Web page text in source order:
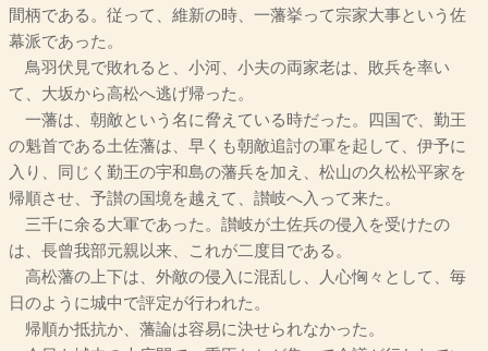
間柄である。従って、維新の時、一藩挙って宗家大事という佐
幕派であった。
鳥羽伏見で敗れると、小河、小夫の両家老は、敗兵を率い
て、大坂から高松へ逃げ帰った。
一藩は、朝敵という名に脅えている時だった。四国で、勤王
の魁首である土佐藩は、早くも朝敵追討の軍を起して、伊予に
入り、同じく勤王の宇和島の藩兵を加え、松山の久松松平家を
帰順させ、予讃の国境を越えて、讃岐へ入って来た。
三千に余る大軍であった。讃岐が土佐兵の侵入を受けたの
は、長曾我部元親以来、これが二度目である。
高松藩の上下は、外敵の侵入に混乱し、人心恟々として、毎
日のように城中で評定が行われた。
帰順か抵抗か、藩論は容易に決せられなかった。